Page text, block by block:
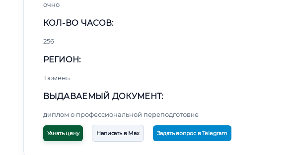
очно
КОЛ-ВО ЧАСОВ:
256
РЕГИОН:
Тюмень
ВЫДАВАЕМЫЙ ДОКУМЕНТ:
диплом о профессиональной переподготовке
Узнать цену Написать в Max Задать вопрос в Telegram